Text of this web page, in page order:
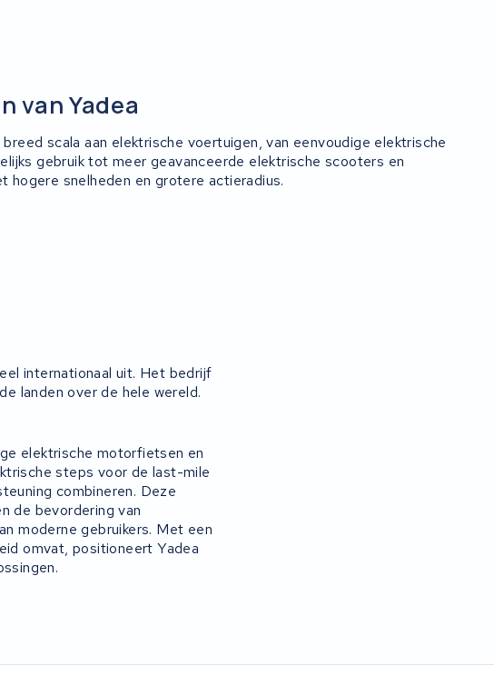
van Yadea
scala aan elektrische voertuigen, van eenvoudige elektrische
gebruik tot meer geavanceerde elektrische scooters en
hogere snelheden en grotere actieradius.
internationaal uit. Het bedrijf
landen over de hele wereld.
elektrische motorfietsen en
steps voor de last-mile
combineren. Deze
de bevordering van
moderne gebruikers. Met een
omvat, positioneert Yadea